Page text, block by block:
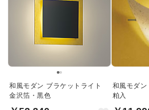
和風モダン ブラケットライト
金沢箔・黒色
和風モダン
粕入